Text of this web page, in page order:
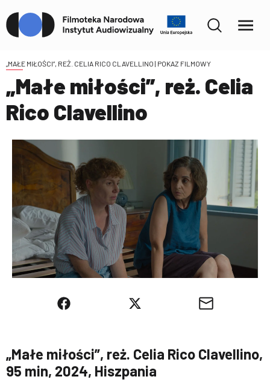
„MAŁE MIŁOŚCI”, REŻ. CELIA RICO CLAVELLINO | POKAZ FILMOWY
„Małe miłości”, reż. Celia
Rico Clavellino
„Małe miłości”, reż. Celia Rico Clavellino,
95 min, 2024, Hiszpania